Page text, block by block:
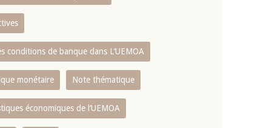
conditions de banque dans L‘UEMOA
monétaire Note thématique
économiques de l‘UEMOA